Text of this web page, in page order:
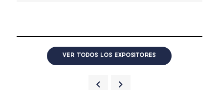
VER TODOS LOS EXPOSITORES